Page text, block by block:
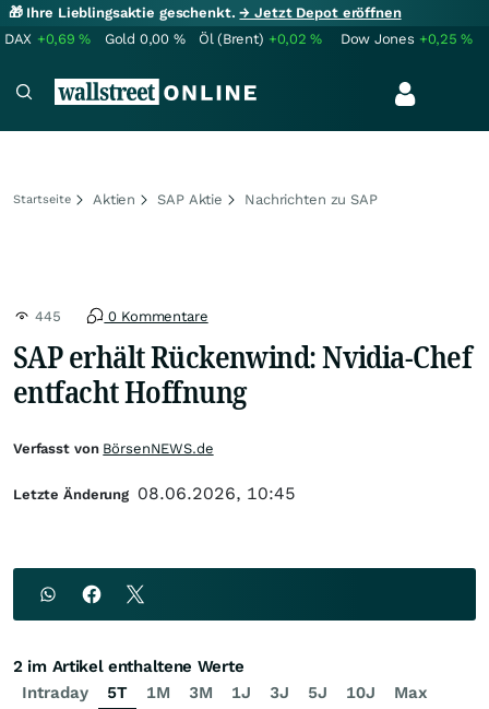
🎁 Ihre Lieblingsaktie geschenkt.→ Jetzt Depot eröffnen
DAX +0,69% Gold 0,00 % Öl (Brent) +0,02% Dow Jones +0,25%
Startseite Aktien SAP Aktie Nachrichten zu SAP
445 0 Kommentare
SAP erhält Rückenwind: Nvidia-Chef
entfacht Hoffnung
Verfasst von BörsenNEWS.de
Letzte Änderung 08.06.2026, 10:45
Intraday 5T 1M 3M 1J 3J 5J 10J Max
2 im Artikel enthaltene Werte